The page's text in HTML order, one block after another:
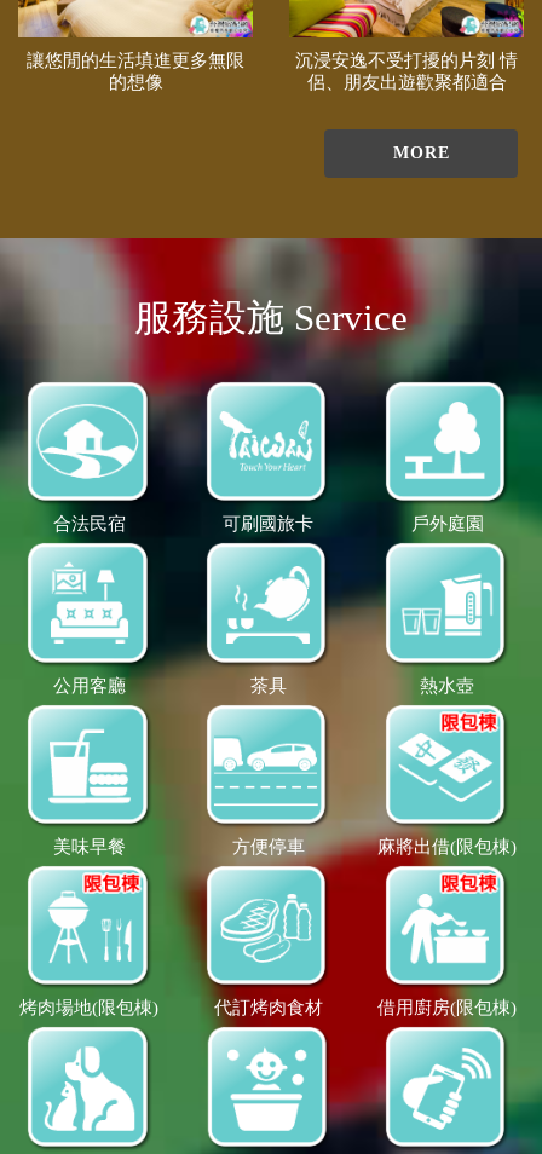
讓悠閒的生活填進更多無限
的想像
沉浸安逸不受打擾的片刻 情
侶、朋友出遊歡聚都適合
MORE
服務設施 Service
合法民宿 可刷國旅卡 戶外庭園
公用客廳 茶具 熱水壺
美味早餐 方便停車 麻將出借(限包棟)
烤肉場地(限包棟) 代訂烤肉食材 借用廚房(限包棟)